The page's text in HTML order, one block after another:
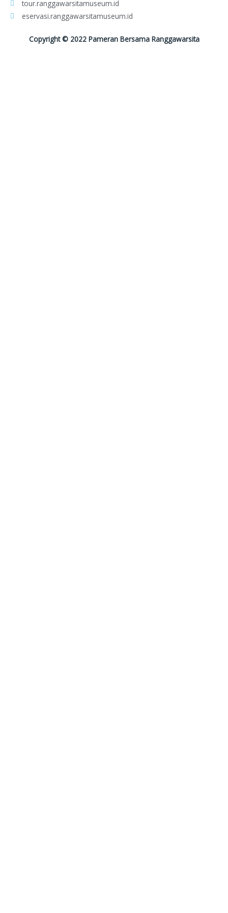
tour.ranggawarsitamuseum.id
eservasi.ranggawarsitamuseum.id
Copyright © 2022 Pameran Bersama Ranggawarsita